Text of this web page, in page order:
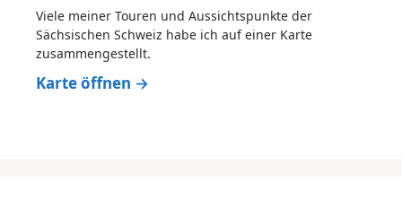
Viele meiner Touren und Aussichtspunkte der
Sächsischen Schweiz habe ich auf einer Karte
zusammengestellt.
Karte öffnen →